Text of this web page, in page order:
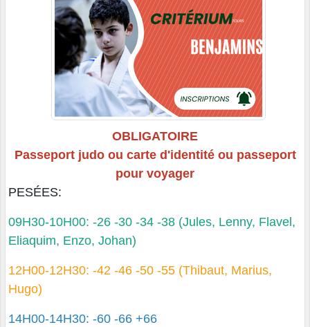
OBLIGATOIRE
Passeport judo ou carte d'identité ou passeport
pour voyager
PESÉES:
09H30-10H00: -26 -30 -34 -38 (Jules, Lenny, Flavel,
Eliaquim, Enzo, Johan)
12H00-12H30: -42 -46 -50 -55 (Thibaut, Marius,
Hugo)
14H00-14H30: -60 -66 +66